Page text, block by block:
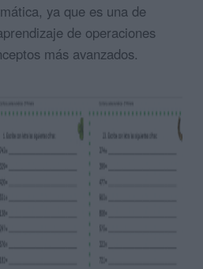
ya que es una de
de operaciones
más avanzados.